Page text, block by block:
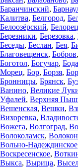
Баранчинский,
Калитва, Белгород,
Белоозёрский,
Березники, Березовка,
Беседы, Беслан, Бея,
Благовещенск, Бобров,
Боготол, Богучар,
Морец, Бор, Борзя,
Бронницы, Брянск,
Ванино, Великие
Уфалей, Верхняя
Вешенская, Вешки,
Вихоревка,
Вожега, Волгоград,
Волоколамск,
Вольно-Надеждинское
Воскресенское,
Выкса, Вырица,